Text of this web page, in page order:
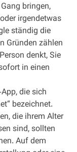
bringen,
irgendetwas
ständig die
Gründen zählen
denkt, Sie
in einen
die sich
bezeichnet.
die ihrem Alter
sind, sollten
Auf dem